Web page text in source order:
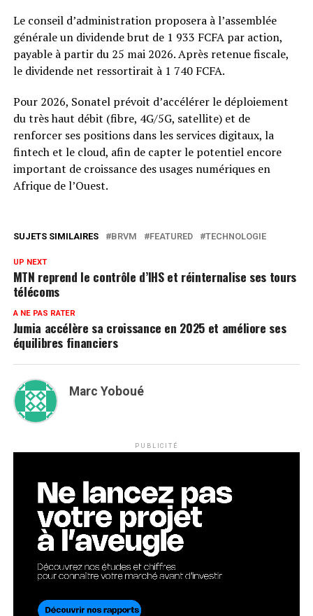
Le conseil d’administration proposera à l’assemblée
générale un dividende brut de 1 933 FCFA par action,
payable à partir du 25 mai 2026. Après retenue fiscale,
le dividende net ressortirait à 1 740 FCFA.
Pour 2026, Sonatel prévoit d’accélérer le déploiement
du très haut débit (fibre, 4G/5G, satellite) et de
renforcer ses positions dans les services digitaux, la
fintech et le cloud, afin de capter le potentiel encore
important de croissance des usages numériques en
Afrique de l’Ouest.
SUJETS SIMILAIRES BRVM FEATURED TECHNOLOGIE
UP NEXT
MTN reprend le contrôle d’IHS et réinternalise ses tours
télécoms
A NE PAS RATER
Jumia accélère sa croissance en 2025 et améliore ses
équilibres financiers
Marc Yoboué
PUBLICITÉ